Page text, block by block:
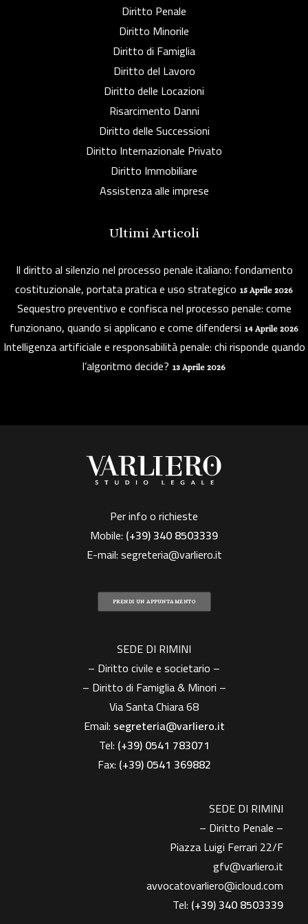
Diritto Penale
Diritto Minorile
Diritto di Famiglia
Diritto del Lavoro
Diritto delle Locazioni
Risarcimento Danni
Diritto delle Successioni
Diritto Internazionale Privato
Diritto Immobiliare
Assistenza alle imprese
Ultimi Articoli
Il diritto al silenzio nel processo penale italiano: fondamento
costituzionale, portata pratica e uso strategico 15 Aprile 2026
Sequestro preventivo e confisca nel processo penale: come
funzionano, quando si applicano e come difendersi 14 Aprile 2026
Intelligenza artificiale e responsabilità penale: chi risponde quando
l’algoritmo decide? 13 Aprile 2026
Per info o richieste
Mobile: (+39)340 8503339
E-mail:segreteria@varliero.it
PRENDI UN APPUNTAMENTO
SEDE DI RIMINI
– Diritto civile e societario –
– Diritto di Famiglia & Minori –
Via Santa Chiara 68
Email: segreteria@varliero.it
Tel: (+39) 0541 783071
Fax: (+39)0541 369882
SEDE DI RIMINI
– Diritto Penale –
Piazza Luigi Ferrari 22/F
gfv@varliero.it
avvocatovarliero@icloud.com
Tel: (+39) 340 8503339